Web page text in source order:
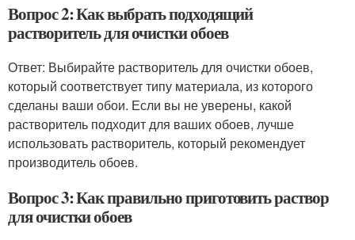
Вопрос 2: Как выбрать подходящий
растворитель для очистки обоев
Ответ: Выбирайте растворитель для очистки обоев,
который соответствует типу материала, из которого
сделаны ваши обои. Если вы не уверены, какой
растворитель подходит для ваших обоев, лучше
использовать растворитель, который рекомендует
производитель обоев.
Вопрос 3: Как правильно приготовить раствор
для очистки обоев